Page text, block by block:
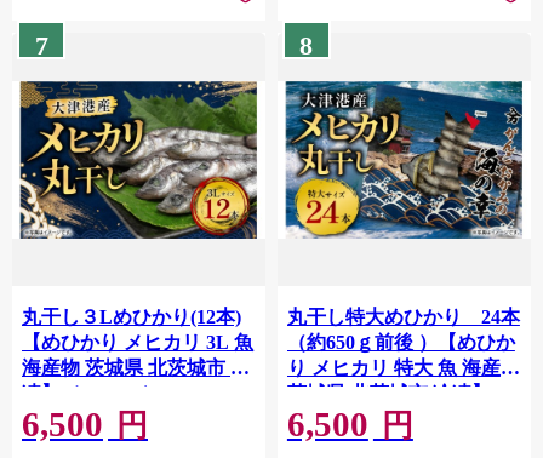
7
丸干し３Lめひかり(12本)
【めひかり メヒカリ 3L 魚
海産物 茨城県 北茨城市 冷
凍】（DM002）
6,500 円
8
丸干し特大めひかり 24本
（約650ｇ前後 ）【めひか
り メヒカリ 特大 魚 海産物
茨城県 北茨城市 冷凍】
（DM003）
6,500 円